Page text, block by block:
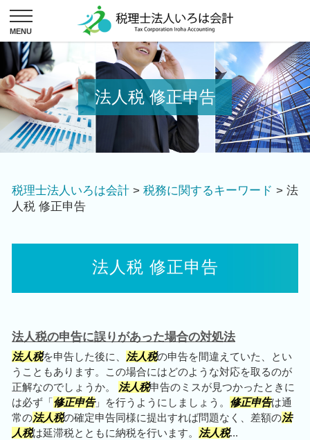
法人税 修正申告
税理士法人いろは会計 > 税務に関するキーワード > 法
人税 修正申告
法人税 修正申告
法人税の申告に誤りがあった場合の対処法
法人税を申告した後に、 法人税の申告を間違えていた、とい
うこともあります。この場合にはどのような対応を取るのが
正解なのでしょうか。
法人税申告のミスが見つかったときに
は必ず「修正申告」を行うようにしましょう。 修正申告は通
常の法人税の確定申告同様に提出すれば問題なく、差額の法
人税は延滞税とともに納税を行います。 法人税...